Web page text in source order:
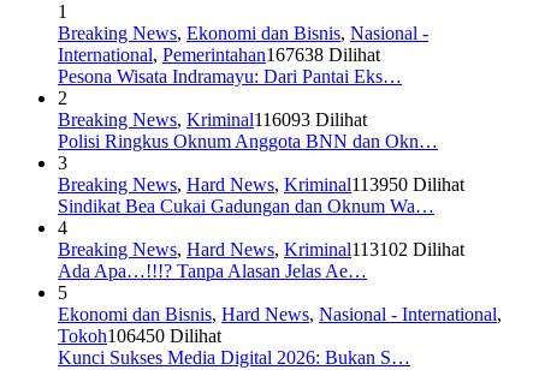
1
Breaking News, Ekonomi dan Bisnis, Nasional -
International, Pemerintahan167638 Dilihat
Pesona Wisata Indramayu: Dari Pantai Eks…
2
Breaking News, Kriminal116093 Dilihat
Polisi Ringkus Oknum Anggota BNN dan Okn…
3
Breaking News, Hard News, Kriminal113950 Dilihat
Sindikat Bea Cukai Gadungan dan Oknum Wa…
4
Breaking News, Hard News, Kriminal113102 Dilihat
Ada Apa…!!!? Tanpa Alasan Jelas Ae…
5
Ekonomi dan Bisnis, Hard News, Nasional - International,
Tokoh106450 Dilihat
Kunci Sukses Media Digital 2026: Bukan S…